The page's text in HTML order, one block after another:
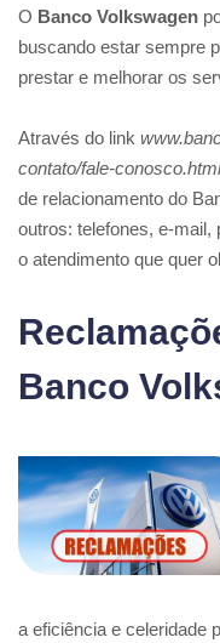
O Banco Volkswagen
buscando estar sempre
prestar e melhorar os
Através do link
contato/fale-conosco.html
de relacionamento do
outros: telefones, e-mail,
o atendimento que quer
Banco
a eficiência e celeridade